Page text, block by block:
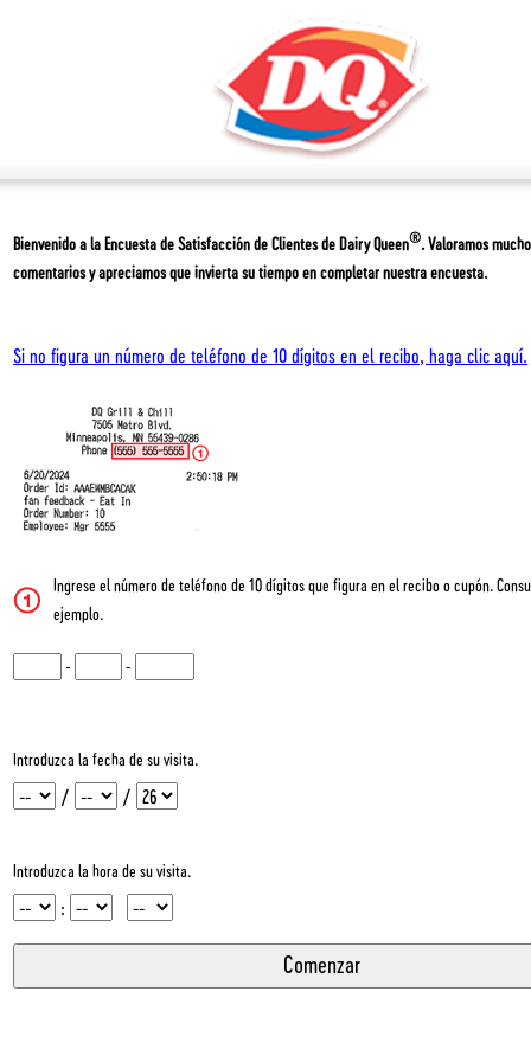
Bienvenido a la Encuesta de Satisfacción de Clientes deDairy Queen®. Valoramos
comentarios y apreciamos que invierta su tiempo en completar nuestra encuesta.
Si no figura un número de teléfono de 10 dígitos en el recibo, haga clic aquí.
Ingrese el número de teléfono de 10 dígitos que figura en el recibo o cupón.
ejemplo.
- -
Introduzca la fecha de su visita.
Mes / Día / Año
Introduzca la hora de su visita.
Hora : Minuto InputMeridian